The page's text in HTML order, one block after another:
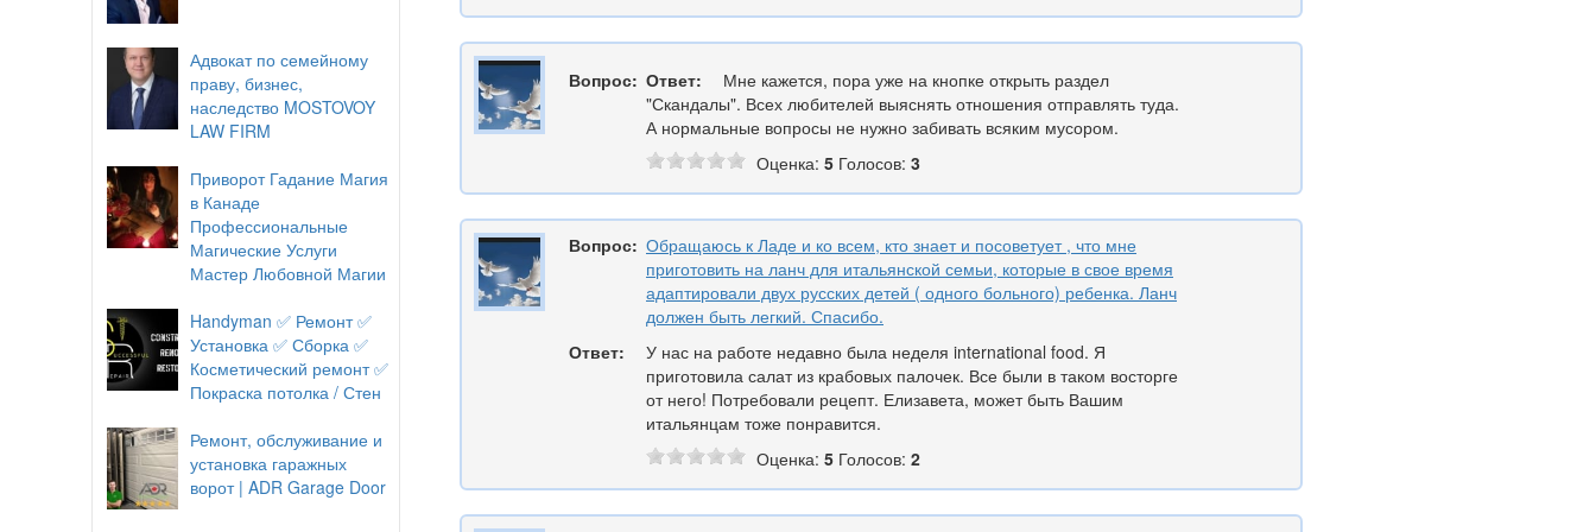
Адвокат по семейному
праву, бизнес,
наследство MOSTOVOY
LAW FIRM
Приворот Гадание Магия
в Канаде
Профессиональные
Магические Услуги
Мастер Любовной Магии
Handyman ✅ Ремонт ✅
Установка ✅ Сборка ✅
Косметический ремонт ✅
Покраска потолка / Стен
Ремонт, обслуживание и
установка гаражных
ворот | ADR Garage Door
Вопрос: Ответ:
Мне кажется, пора уже на кнопке открыть раздел
"Скандалы". Всех любителей выяснять отношения отправлять туда.
А нормальные вопросы не нужно забивать всяким мусором.
Оценка: 5 Голосов: 3
Вопрос: Обращаюсь к Ладе и ко всем, кто знает и посоветует , что мне
приготовить на ланч для итальянской семьи, которые в свое время
адаптировали двух русских детей ( одного больного) ребенка. Ланч
должен быть легкий. Спасибо.
Ответ:
У нас на работе недавно была неделя international food. Я
приготовила салат из крабовых палочек. Все были в таком восторге
от него! Потребовали рецепт. Елизавета, может быть Вашим
итальянцам тоже понравится.
Оценка: 5 Голосов: 2